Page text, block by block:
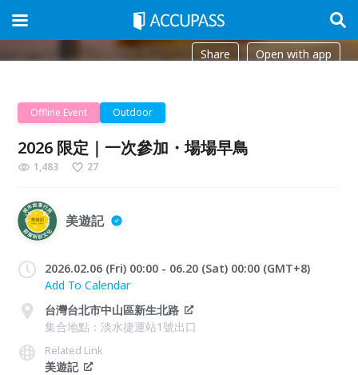
Share Open with app
Offline Event Outdoor
2026 限定｜一次參加・場場早鳥
1,483 27
美遊記
2026.02.06 (Fri) 00:00 - 06.20 (Sat) 00:00 (GMT+8)
Add To Calendar
台灣台北市中山區新生北路
集合地點：淡水捷運站1號出口
Related Link
美遊記